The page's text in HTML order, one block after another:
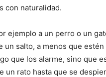
con naturalidad.
ejemplo a un perro o un
un salto, a menos que
que los alarme, sino que
un rato hasta que se